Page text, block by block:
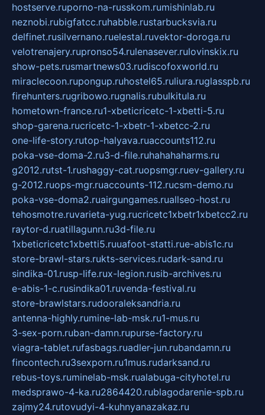
hostserve.ruporno-na-russkom.rumishinlab.ru
neznobi.rubigfatcc.ruhabble.rustarbucksvia.ru
delfinet.rusilvernano.ruelestal.ruvektor-doroga.ru
velotrenajery.rupronso54.rulenasever.rulovinskix.ru
show-pets.rusmartnews03.rudiscofoxworld.ru
miraclecoon.rupongup.ruhostel65.ruliura.ruglasspb.ru
firehunters.rugribowo.rugnalis.rubulkitula.ru
hometown-france.ru1-xbeticricetc-1-xbetti-5.ru
shop-garena.rucricetc-1-xbetr-1-xbetcc-2.ru
one-life-story.rutop-halyava.ruaccounts112.ru
poka-vse-doma-2.ru3-d-file.ruhahahaharms.ru
g2012.rutst-1.rushaggy-cat.ruopsmgr.ruev-gallery.ru
g-2012.ruops-mgr.ruaccounts-112.rucsm-demo.ru
poka-vse-doma2.ruairgungames.ruallseo-host.ru
tehosmotre.ruvarieta-yug.rucricetc1xbetr1xbetcc2.ru
raytor-d.ruatillagunn.ru3d-file.ru
1xbeticricetc1xbetti5.ruuafoot-statti.rue-abis1c.ru
store-brawl-stars.rukts-services.rudark-sand.ru
sindika-01.rusp-life.rux-legion.rusib-archives.ru
e-abis-1-c.rusindika01.ruvenda-festival.ru
store-brawlstars.rudooraleksandria.ru
antenna-highly.rumine-lab-msk.ru1-mus.ru
3-sex-porn.ruban-damn.rupurse-factory.ru
viagra-tablet.rufasbags.ruadler-jun.rubandamn.ru
fincontech.ru3sexporn.ru1mus.rudarksand.ru
rebus-toys.ruminelab-msk.rualabuga-cityhotel.ru
medsprawo-4-ka.ru2864420.rublagodarenie-spb.ru
zajmy24.rutovudyi-4-kuhnyanazakaz.ru